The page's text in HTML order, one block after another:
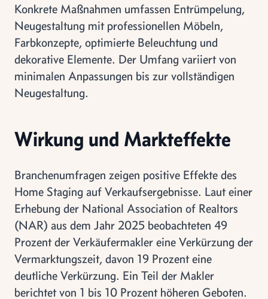
Konkrete Maßnahmen umfassen Entrümpelung,
Neugestaltung mit professionellen Möbeln,
Farbkonzepte, optimierte Beleuchtung und
dekorative Elemente. Der Umfang variiert von
minimalen Anpassungen bis zur vollständigen
Neugestaltung.
Wirkung und Markteffekte
Branchenumfragen zeigen positive Effekte des
Home Staging auf Verkaufsergebnisse. Laut einer
Erhebung der National Association of Realtors
(NAR) aus dem Jahr 2025 beobachteten 49
Prozent der Verkäufermakler eine Verkürzung der
Vermarktungszeit, davon 19 Prozent eine
deutliche Verkürzung. Ein Teil der Makler
berichtet von 1 bis 10 Prozent höheren Geboten.